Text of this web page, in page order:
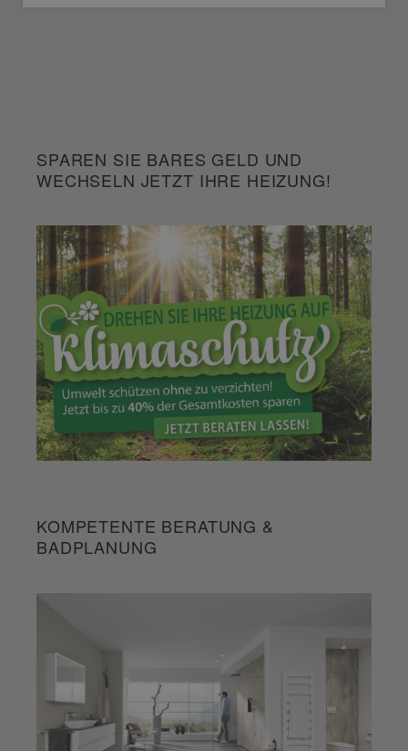
SPAREN SIE BARES GELD UND
WECHSELN JETZT IHRE HEIZUNG!
KOMPETENTE BERATUNG &
BADPLANUNG